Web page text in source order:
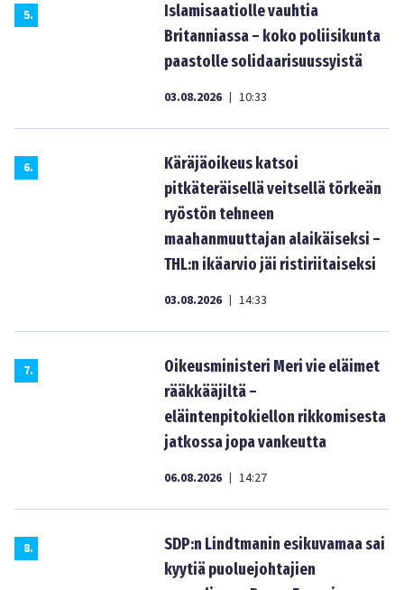
5.
Islamisaatiolle vauhtia
Britanniassa – koko poliisikunta
paastolle solidaarisuussyistä
03.08.2026 | 10:33
6.
Käräjäoikeus katsoi
pitkäteräisellä veitsellä törkeän
ryöstön tehneen
maahanmuuttajan alaikäiseksi –
THL:n ikäarvio jäi ristiriitaiseksi
03.08.2026 | 14:33
7.
Oikeusministeri Meri vie eläimet
rääkkääjiltä –
eläintenpitokiellon rikkomisesta
jatkossa jopa vankeutta
06.08.2026 | 14:27
8.
SDP:n Lindtmanin esikuvamaa sai
kyytiä puoluejohtajien